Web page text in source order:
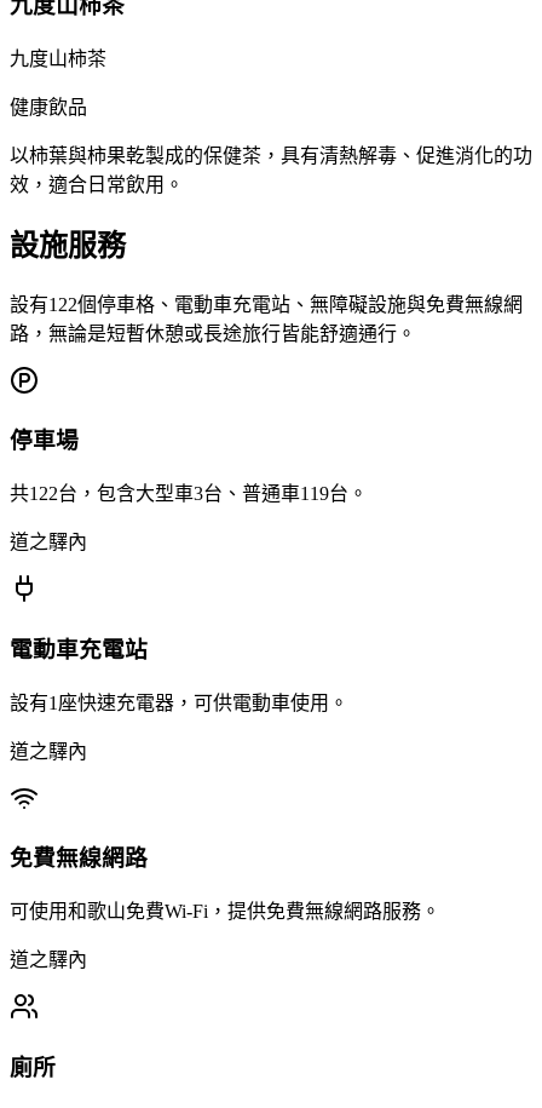
九度山柿茶
九度山柿茶
健康飲品
以柿葉與柿果乾製成的保健茶，具有清熱解毒、促進消化的功
效，適合日常飲用。
設施服務
設有122個停車格、電動車充電站、無障礙設施與免費無線網
路，無論是短暫休憩或長途旅行皆能舒適通行。
停車場
共122台，包含大型車3台、普通車119台。
道之驛內
電動車充電站
設有1座快速充電器，可供電動車使用。
道之驛內
免費無線網路
可使用和歌山免費Wi-Fi，提供免費無線網路服務。
道之驛內
廁所